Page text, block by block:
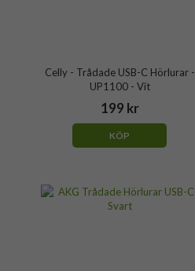
Celly - Trådade USB-C Hörlurar -
UP1100 - Vit
199 kr
KÖP